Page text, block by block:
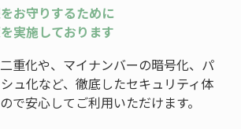
お守りするために
実施しております
重化や、マイナンバーの暗号化、パ
ュ化など、徹底したセキュリティ体
で安心してご利用いただけます。